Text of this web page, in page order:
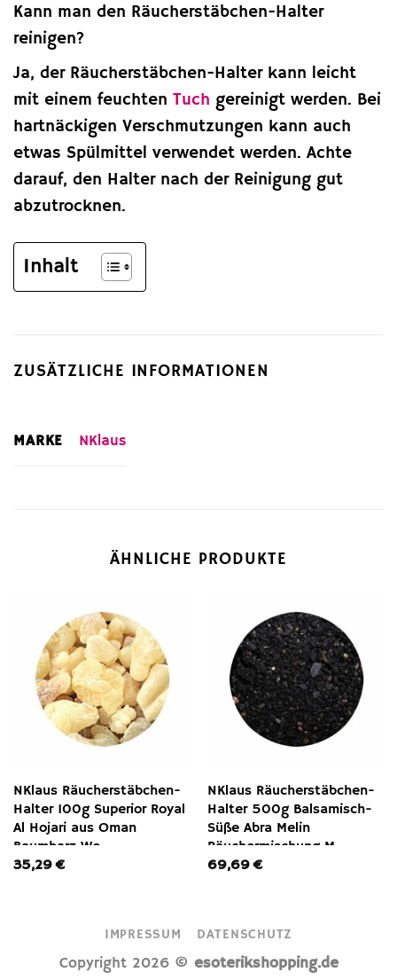
Kann man den Räucherstäbchen-Halter
reinigen?
Ja, der Räucherstäbchen-Halter kann leicht
mit einem feuchten Tuch gereinigt werden. Bei
hartnäckigen Verschmutzungen kann auch
etwas Spülmittel verwendet werden. Achte
darauf, den Halter nach der Reinigung gut
abzutrocknen.
Inhalt
ZUSÄTZLICHE INFORMATIONEN
MARKE NKlaus
ÄHNLICHE PRODUKTE
NKlaus Räucherstäbchen-
Halter 100g Superior Royal
Al Hojari aus Oman
Baumharz We,
Räucherwerk
35,29€
NKlaus Räucherstäbchen-
Halter 500g Balsamisch-
Süße Abra Melin
Räuchermischung M,
Räucherwerk
69,69€
IMPRESSUM DATENSCHUTZ
Copyright 2026 © esoterikshopping.de